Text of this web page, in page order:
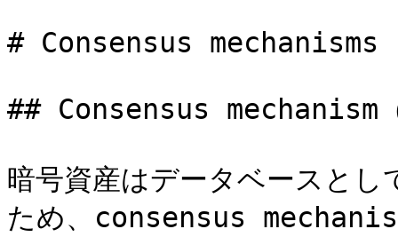
# Consensus mechanisms
## Consensus mechanism
暗号資産はデータベースと
ため、consensus